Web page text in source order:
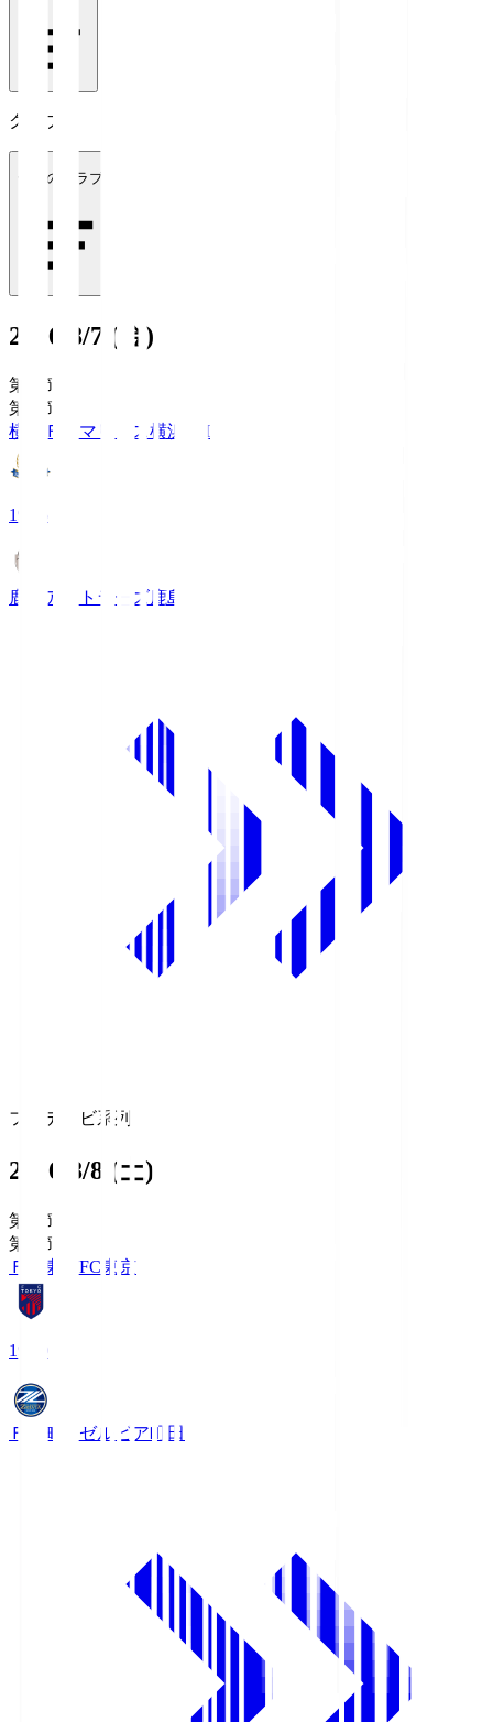
クラブ
全てのクラブ
2026/8/7 (金)
第1節
第1節
横浜Ｆ・マリノス横浜FM
19:25
鹿島アントラーズ鹿島
フジテレビ系列
2026/8/8 (土)
第1節
第1節
ＦＣ東京 FC東京
19:00
ＦＣ町田ゼルビア町田